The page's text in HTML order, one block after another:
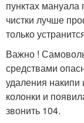
пунктах мануала
чистки лучше
только
Важно !
средствами
удаления
колонки и
звонить 104.